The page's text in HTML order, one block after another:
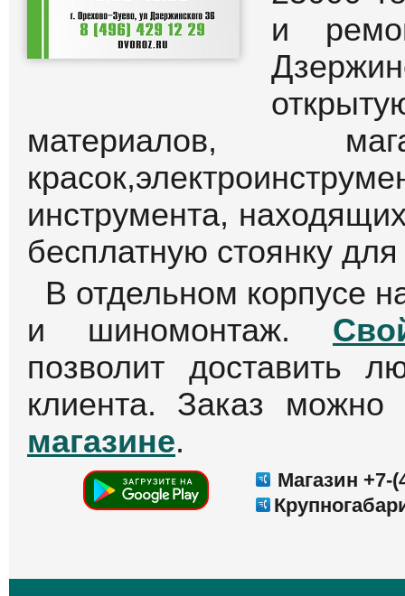
и
материалов,
инструмента,
бесплатную стоянку
В отдельном корпусе
и шиномонтаж.
позволит доставить
клиента. Заказ
магазине.
Магазин +7-